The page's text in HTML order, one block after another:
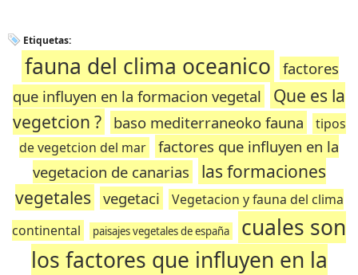
Etiquetas:
fauna del clima oceanico
factores
que influyen en la formacion vegetal
Que es la
vegetcion ?
baso mediterraneoko fauna
tipos
de vegetcion del mar
factores que influyen en la
vegetacion de canarias
las formaciones
vegetales
vegetaci
Vegetacion y fauna del clima
continental
paisajes vegetales de españa
cuales son
los factores que influyen en la